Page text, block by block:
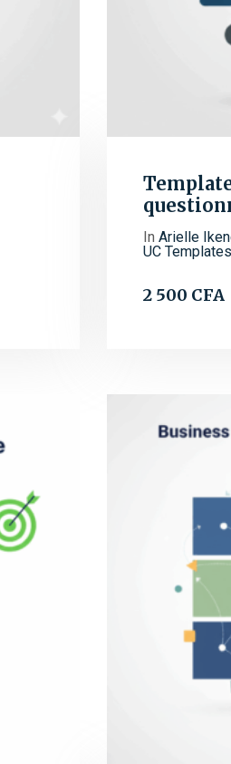
In Arielle
UC Templates
2 500 CFA